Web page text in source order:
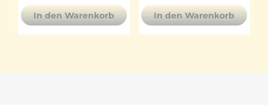
In den Warenkorb In den Warenkorb